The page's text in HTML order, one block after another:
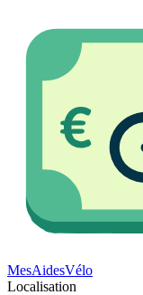
MesAidesVélo
Localisation